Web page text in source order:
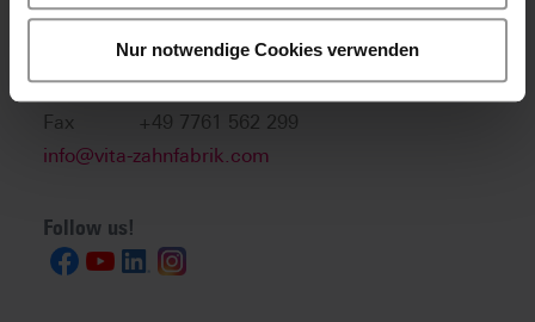
Nur notwendige Cookies verwenden
VITA Zahnfabrik
Phone
+49 7761 562 0
Fax
+49 7761 562 299
info@vita-zahnfabrik.com
Follow us!